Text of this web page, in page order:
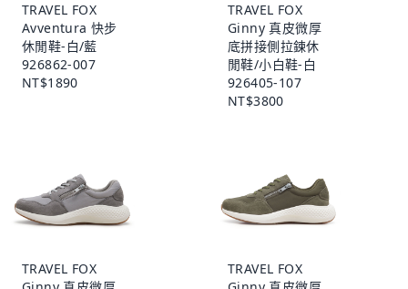
TRAVEL FOX
Avventura 快步
休閒鞋-白/藍
926862-007
NT$1890
TRAVEL FOX
Ginny 真皮微厚
底拼接側拉鍊休
閒鞋/小白鞋-白
926405-107
NT$3800
TRAVEL FOX
TRAVEL FOX